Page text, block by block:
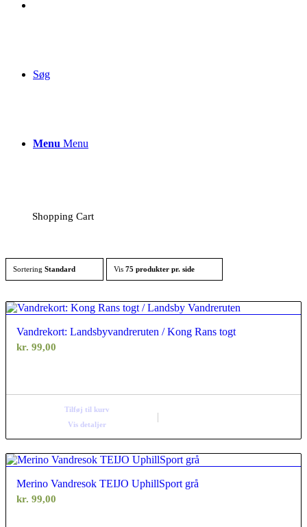
Søg
Menu Menu
Shopping Cart
Sortering Standard Vis 75 produkter pr. side
Vandrekort: Landsbyvandreruten / Kong Rans togt
kr. 99,00
Tilføj til kurv
Vis detaljer
Merino Vandresok TEIJO UphillSport grå
kr. 99,00